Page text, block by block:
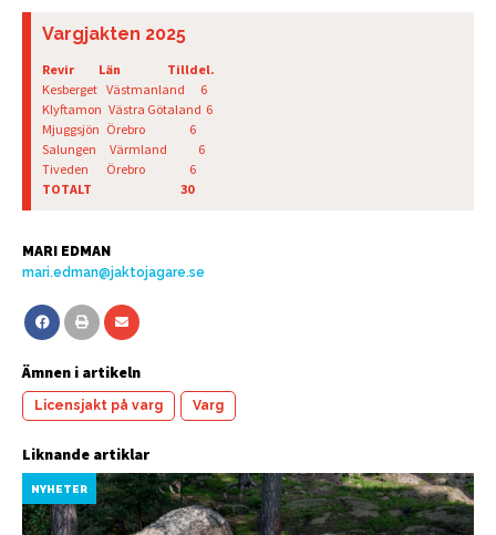
Vargjakten 2025
Revir Län Tilldel.
Kesberget Västmanland 6
Klyftamon Västra Götaland 6
Mjuggsjön Örebro 6
Salungen Värmland 6
Tiveden Örebro 6
TOTALT 30
MARI EDMAN
mari.edman@jaktojagare.se
Ämnen i artikeln
Licensjakt på varg Varg
Liknande artiklar
NYHETER